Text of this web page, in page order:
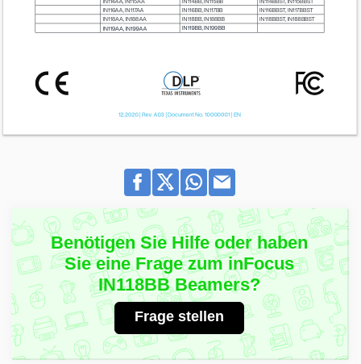
Benötigen Sie Hilfe oder haben
Sie eine Frage zum inFocus
IN118BB Beamers?
Frage stellen